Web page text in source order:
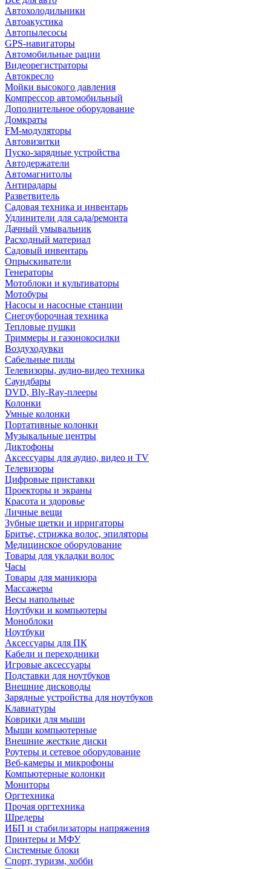
Автохолодильники
Автоакустика
Автопылесосы
GPS-навигаторы
Автомобильные рации
Видеорегистраторы
Автокресло
Мойки высокого давления
Компрессор автомобильный
Дополнительное оборудование
Домкраты
FM-модуляторы
Автовизитки
Пуско-зарядные устройства
Автодержатели
Автомагнитолы
Антирадары
Разветвитель
Садовая техника и инвентарь
Удлинители для сада/ремонта
Дачный умывальник
Расходный материал
Садовый инвентарь
Опрыскиватели
Генераторы
Мотоблоки и культиваторы
Мотобуры
Насосы и насосные станции
Снегоуборочная техника
Тепловые пушки
Триммеры и газонокосилки
Воздуходувки
Сабельные пилы
Телевизоры, аудио-видео техника
Саундбары
DVD, Bly-Ray-плееры
Колонки
Умные колонки
Портативные колонки
Музыкальные центры
Диктофоны
Аксессуары для аудио, видео и TV
Телевизоры
Цифровые приставки
Проекторы и экраны
Красота и здоровье
Личные вещи
Зубные щетки и ирригаторы
Бритье, стрижка волос, эпиляторы
Медицинское оборудование
Товары для укладки волос
Часы
Товары для маникюра
Массажеры
Весы напольные
Ноутбуки и компьютеры
Моноблоки
Ноутбуки
Аксессуары для ПК
Кабели и переходники
Игровые аксессуары
Подставки для ноутбуков
Внешние дисководы
Зарядные устройства для ноутбуков
Клавиатуры
Коврики для мыши
Мыши компьютерные
Внешние жесткие диски
Роутеры и сетевое оборудование
Веб-камеры и микрофоны
Компьютерные колонки
Мониторы
Оргтехника
Прочая оргтехника
Шредеры
ИБП и стабилизаторы напряжения
Принтеры и МФУ
Системные блоки
Спорт, туризм, хобби